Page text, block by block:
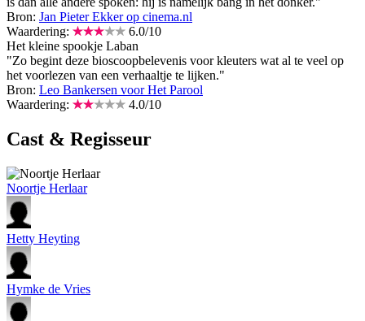
Bron: Jan Pieter Ekker op cinema.nl
Waardering:
6.0/10
Het kleine spookje Laban
"Zo begint deze bioscoopbelevenis voor kleuters wat al te veel op
het voorlezen van een verhaaltje te lijken."
Bron: Leo Bankersen voor Het Parool
Waardering:
4.0/10
Cast & Regisseur
Noortje Herlaar
Hetty Heyting
Hymke de Vries